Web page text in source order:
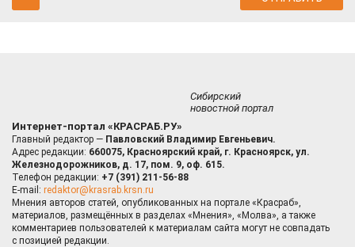
Сибирский
новостной портал
Интернет-портал «КРАСРАБ.РУ»
Главный редактор — Павловский Владимир Евгеньевич.
Адрес редакции: 660075, Красноярский край, г. Красноярск, ул.
Железнодорожников, д. 17, пом. 9, оф. 615.
Телефон редакции: +7 (391) 211-56-88
E-mail: redaktor@krasrab.krsn.ru
Мнения авторов статей, опубликованных на портале «Красраб»,
материалов, размещённых в разделах «Мнения», «Молва», а также
комментариев пользователей к материалам сайта могут не совпадать
с позицией редакции.